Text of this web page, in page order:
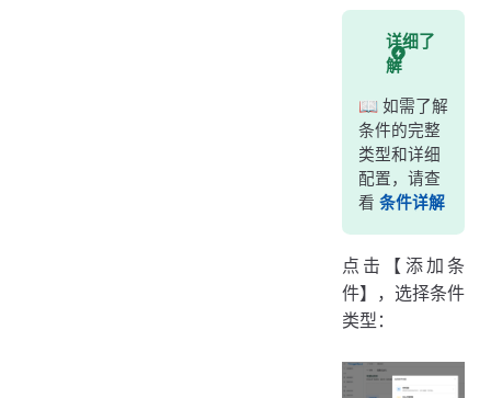
详细了
解
📖 如需了解
条件的完整
类型和详细
配置，请查
看 条件详解
点击【添加条
件】，选择条件
类型：